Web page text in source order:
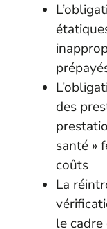
des
santé »
coûts
La
le cadre